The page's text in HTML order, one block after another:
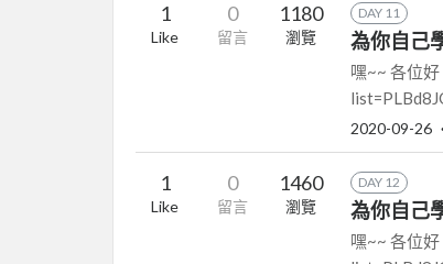
1
Like
0
留言
1180
瀏覽
DAY 11
為你自己
嘿~~ 各位
2020-09-26
1
Like
0
留言
1460
瀏覽
DAY 12
為你自己
嘿~~ 各位